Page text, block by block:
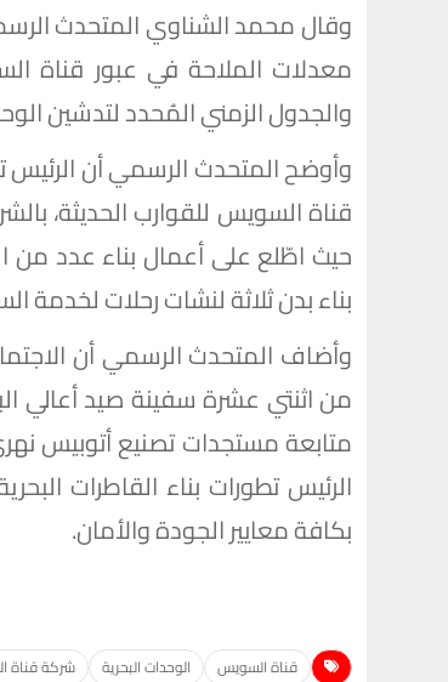
وقال محمد الشناوي المتحدث
والجدول الزمني المُحدد لتدشين
وأوضح المتحدث الرسمي أن
قناة السويس للقوارب الحديثة،
حيث اطّلع على أعمال بناء عدد من
بناء بدن ثلاثة لنشات رحلات لخدمة
وأضاف المتحدث الرسمي أن
من اثنتي عشرة سفينة صيد أعالي
متابعة مستجدات تصنيع أتوبيس
الرئيس تطورات بناء القاطرات
بكافة معايير الجودة والأمان.
قناة السويس الوحدات البحرية شركة قناة